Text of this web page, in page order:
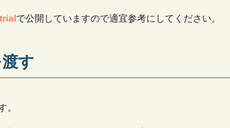
で公開していますので適宜参考にしてください。
す
。